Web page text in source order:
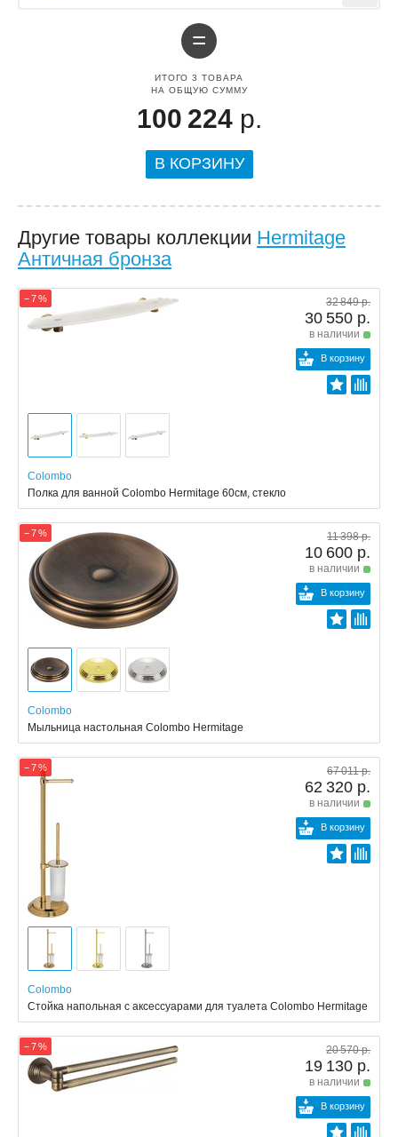
=
ИТОГО 3 ТОВАРА
НА ОБЩУЮ СУММУ
100 224р.
В КОРЗИНУ
Другие товары коллекции Hermitage
Античная бронза
− 7 % 32 849 р.
30 550 р.
в наличии
В корзину
Colombo
Полка для ванной Colombo Hermitage 60см, стекло
− 7 % 11 398 р.
10 600 р.
в наличии
В корзину
Colombo
Мыльница настольная Colombo Hermitage
− 7 % 67 011 р.
62 320 р.
в наличии
В корзину
Colombo
Стойка напольная с аксессуарами для туалета Colombo Hermitage
− 7 % 20 570 р.
19 130 р.
в наличии
В корзину